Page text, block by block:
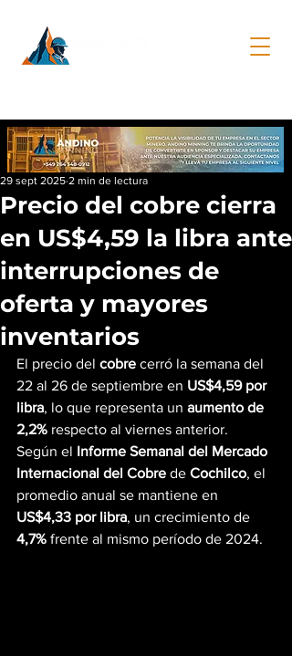
Precio del cobre cierra
en US$4,59 la libra ante
interrupciones de
oferta y mayores
inventarios
29 sept 2025 2 min de lectura
El precio del cobre cerró la semana del
22 al 26 de septiembre en US$4,59 por
libra, lo que representa un aumento de
2,2% respecto al viernes anterior.
Según el Informe Semanal del Mercado
Internacional del Cobre de Cochilco, el
promedio anual se mantiene en
US$4,33 por libra, un crecimiento de
4,7% frente al mismo período de 2024.